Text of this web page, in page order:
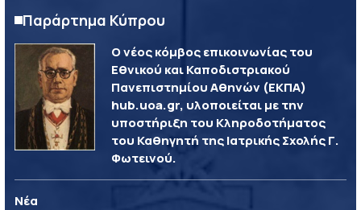
Παράρτημα Κύπρου
Ο νέος κόμβος επικοινωνίας του
Εθνικού και Καποδιστριακού
Πανεπιστημίου Αθηνών (ΕΚΠΑ)
hub.uoa.gr, υλοποιείται με την
υποστήριξη του Κληροδοτήματος
του Καθηγητή της Ιατρικής Σχολής Γ.
Φωτεινού.
Νέα